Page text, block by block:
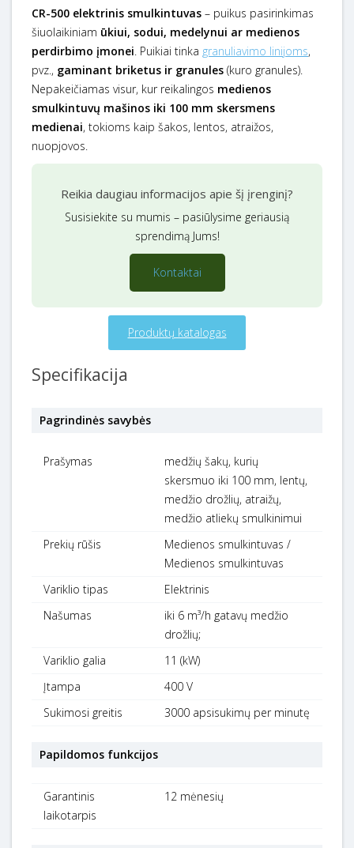
CR-500 elektrinis smulkintuvas – puikus pasirinkimas
šiuolaikiniam ūkiui, sodui, medelynui ar medienos
perdirbimo įmonei . Puikiai tinka granuliavimo linijoms,
pvz., gaminant briketus ir granules (kuro granules).
Nepakeičiamas visur, kur reikalingos medienos
smulkintuvų mašinos iki 100 mm skersmens
medienai, tokioms kaip šakos, lentos, atraižos,
nuopjovos.
Reikia daugiau informacijos apie šį įrenginį?
Susisiekite su mumis – pasiūlysime geriausią
sprendimą Jums!
Kontaktai
Produktų katalogas
Specifikacija
Pagrindinės savybės
Prašymas
medžių šakų, kurių
skersmuo iki 100 mm, lentų,
medžio drožlių, atraižų,
medžio atliekų smulkinimui
Prekių rūšis
Medienos smulkintuvas /
Medienos smulkintuvas
Variklio tipas
Elektrinis
Našumas
iki 6 m³/h gatavų medžio
drožlių;
Variklio galia
11 (kW)
Įtampa
400 V
Sukimosi greitis
3000 apsisukimų per minutę
Papildomos funkcijos
Garantinis
laikotarpis
12 mėnesių